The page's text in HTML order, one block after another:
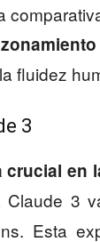
fluidez
3
en
Claude 3
Esta